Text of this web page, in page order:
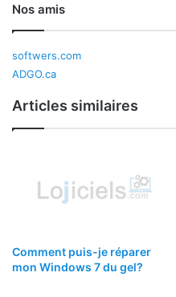
Nos amis
softwers.com
ADGO.ca
Articles similaires
Comment puis-je réparer
mon Windows 7 du gel?